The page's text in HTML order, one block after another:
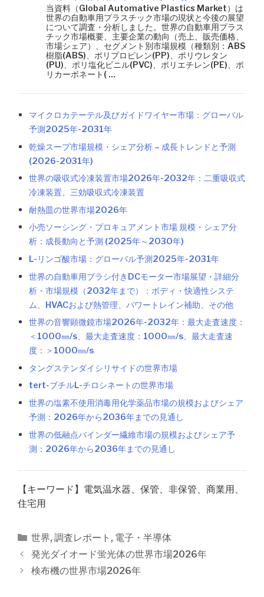
当資料（Global Automative Plastics Market）は
世界の自動車用プラスチック市場の現状と今後の展望
について調査・分析しました。世界の自動車用プラス
チック市場概要、主要企業の動向（売上、販売価格、
市場シェア）、セグメント別市場規模（種類別：ABS
樹脂(ABS)、ポリプロピレン(PP)、ポリウレタン
(PU)、ポリ塩化ビニル(PVC)、ポリエチレン(PE)、ポ
リカーボネート( …
マイクロカテーテル及びガイドワイヤー市場：グローバル
予測2025年-2031年
乾燥スープ市場規模・シェア分析 – 成長トレンドと予測
(2026-2031年)
世界の吸収式冷凍装置市場2026年-2032年：二重吸収式
冷凍装置、三効吸収式冷凍装置
耐熱皿の世界市場2026年
小売ソーシング・プロキュアメント市場 規模・シェア分
析：成長動向と予測 (2025年～2030年)
L-リンゴ酸市場：グローバル予測2025年-2031年
世界の自動車用ブラシ付きDCモーター市場展望・詳細分
析・市場規模（2032年まで）：ボディ・快適性システ
ム、HVACおよび熱管理、パワートレイン補助、その他
世界の音響顕微鏡市場2026年-2032年：最大走査速度：
＜1000㎜/s、最大走査速度：1000㎜/s、最大走査速
度：＞1000㎜/s
タングステンダイシリサイドの世界市場
tert-ブチルL-チロシネートの世界市場
世界の塩素不使用消毒用化学薬品市場の規模およびシェア
予測：2026年から2036年までの見通し
世界の低融点バインダー繊維市場の規模およびシェア予
測：2026年から2036年までの見通し
【キーワード】電気温水器、保管、非保管、商業用、
住宅用
カ
テ
ゴ
リ
世界, 調査レポート , 電子・半導体
投
稿
発光ダイオード蛍光体の世界市場2026年
検布機の世界市場2026年